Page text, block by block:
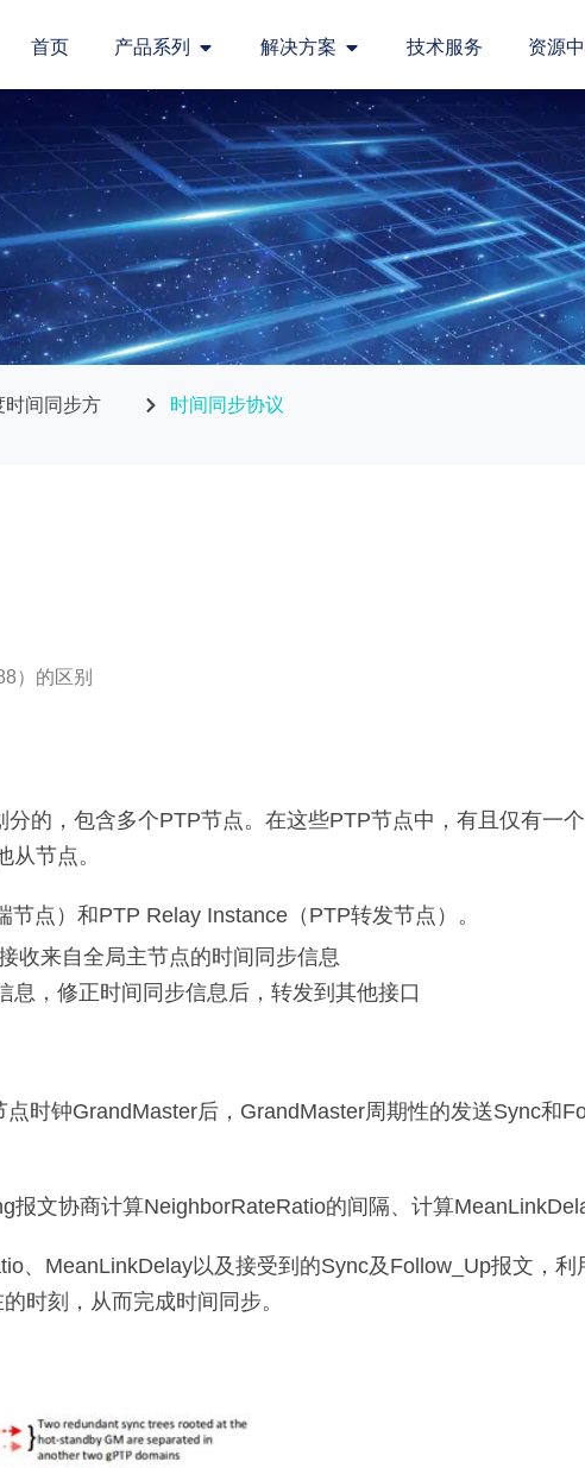
首页 产品系列 解决方案 技术服务 资源
时间同步方
时间同步协议
）的区别
分的，包含多个PTP节点。在这些PTP节点中，有且仅有一
节点。
点）和PTP Relay Instance（PTP转发节点）。
收来自全局主节点的时间同步信息
，修正时间同步信息后，转发到其他接口
时钟GrandMaster后，GrandMaster周期性的发送Sync和
文协商计算NeighborRateRatio的间隔、计算
、MeanLinkDelay以及接受到的Sync及Follow_Up报文，利
时刻，从而完成时间同步。